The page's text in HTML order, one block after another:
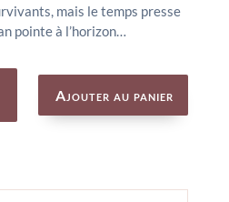
mais le temps presse
pointe à l’horizon…
Ajouter au panier